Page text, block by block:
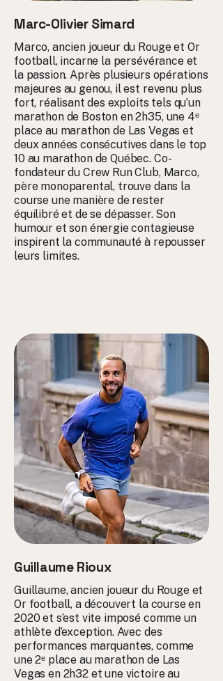
Marc-Olivier Simard
Marco, ancien joueur du Rouge et Or
football, incarne la persévérance et
la passion. Après plusieurs opérations
majeures au genou, il est revenu plus
fort, réalisant des exploits tels qu’un
marathon de Boston en 2h35, une 4ᵉ
place au marathon de Las Vegas et
deux années consécutives dans le top
10 au marathon de Québec. Co-
fondateur du Crew Run Club, Marco,
père monoparental, trouve dans la
course une manière de rester
équilibré et de se dépasser. Son
humour et son énergie contagieuse
inspirent la communauté à repousser
leurs limites.
Guillaume Rioux
Guillaume, ancien joueur du Rouge et
Or football, a découvert la course en
2020 et s’est vite imposé comme un
athlète d’exception. Avec des
performances marquantes, comme
une 2ᵉ place au marathon de Las
Vegas en 2h32 et une victoire au